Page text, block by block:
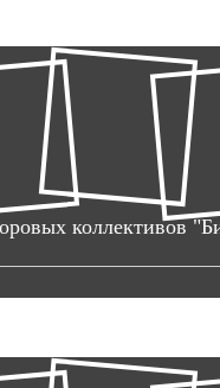
коллективов